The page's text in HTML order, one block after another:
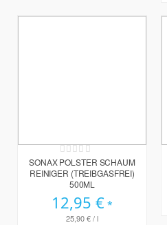
Rating:
0%
SONAX POLSTER SCHAUM
REINIGER (TREIBGASFREI)
500ML
12,95 €
25,90 €/ l